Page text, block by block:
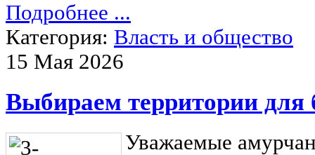
Подробнее ...
Категория: Власть и общество
15 Мая 2026
Выбираем территории для
Уважаемые